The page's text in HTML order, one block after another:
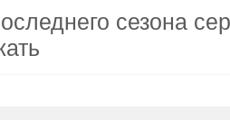
сезона